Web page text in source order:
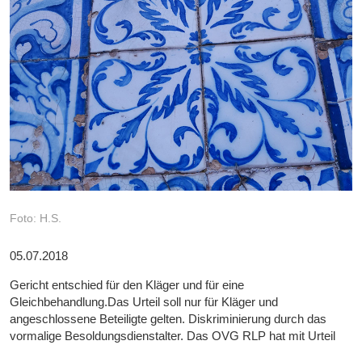
Foto: H.S.
05.07.2018
Gericht entschied für den Kläger und für eine
Gleichbehandlung.Das Urteil soll nur für Kläger und
angeschlossene Beteiligte gelten. Diskriminierung durch das
vormalige Besoldungsdienstalter. Das OVG RLP hat mit Urteil